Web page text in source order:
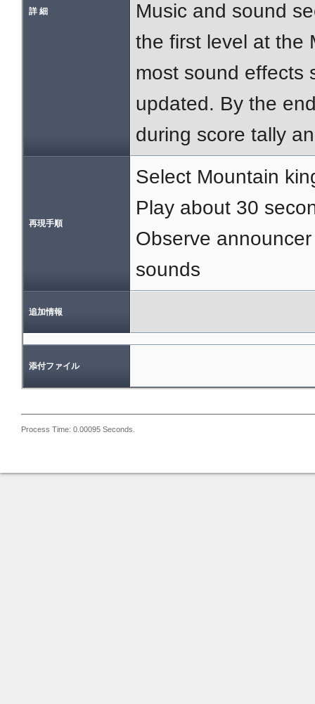
詳 細
Music and sound
the first level at the
most sound effects
updated. By the
during score tally
再現手順
Select Mountain
Play about 30
Observe
sounds
追加情報
添付ファイル
Process Time: 0.00095 Seconds.